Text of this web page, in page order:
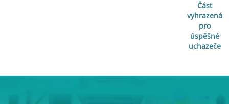
Část
vyhrazená
pro
úspěšné
uchazeče